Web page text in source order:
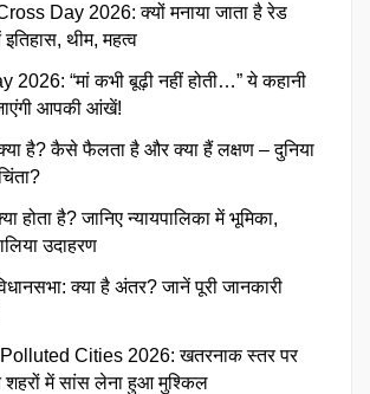
Day 2026: क्यों मनाया जाता है रेड
थीम, महत्व
2026: “मां कभी बूढ़ी नहीं होती…” ये कहानी
आपकी आंखें!
है? कैसे फैलता है और क्या हैं लक्षण – दुनिया
होता है? जानिए न्यायपालिका में भूमिका,
उदाहरण
क्या है अंतर? जानें पूरी जानकारी
Cities 2026: खतरनाक स्तर पर
शहरों में सांस लेना हुआ मुश्किल